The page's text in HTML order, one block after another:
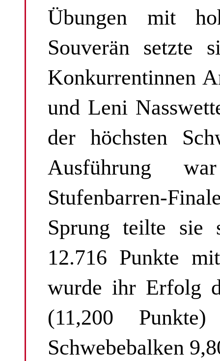
Übungen mit
Souverän setzte
Konkurrentinnen
und Leni
der höchsten
Ausführung
Stufenbarren-
Sprung teilte sie
12.716 Punkte
wurde ihr Erfolg
(11,200
Schwebebalken